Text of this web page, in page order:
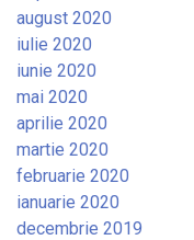
august 2020
iulie 2020
iunie 2020
mai 2020
aprilie 2020
martie 2020
februarie 2020
ianuarie 2020
decembrie 2019